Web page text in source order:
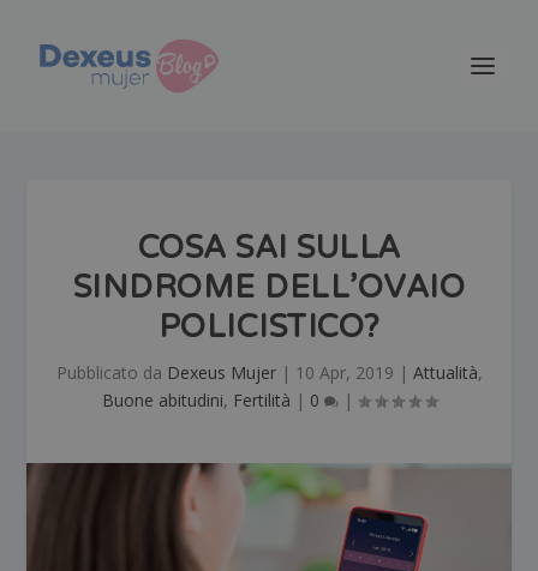
COSA SAI SULLA
SINDROME DELL’OVAIO
POLICISTICO?
Pubblicato da Dexeus Mujer| 10 Apr, 2019 | Attualità,
Buone abitudini, Fertilità | 0 |